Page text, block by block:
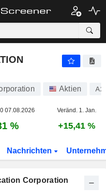
Aktien
07.08.2026 Veränd. 1. Jan.
% +15,41 %
Nachrichten
Corporation